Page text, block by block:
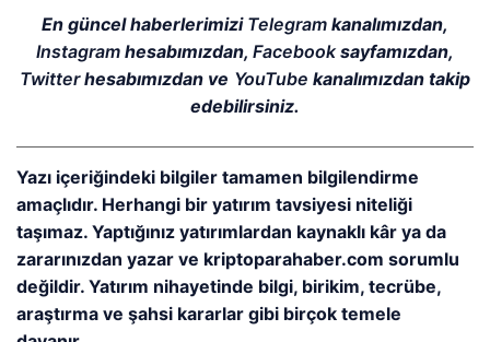
En güncel haberlerimizi Telegram kanalımızdan,
Instagramhesabımızdan, Facebooksayfamızdan,
Twitterhesabımızdan ve YouTube kanalımızdan takip
edebilirsiniz.
Yazı içeriğindeki bilgiler tamamen bilgilendirme
amaçlıdır. Herhangi bir yatırım tavsiyesi niteliği
taşımaz. Yaptığınız yatırımlardan kaynaklı kâr ya da
zararınızdan yazar ve kriptoparahaber.com sorumlu
değildir. Yatırım nihayetinde bilgi, birikim, tecrübe,
araştırma ve şahsi kararlar gibi birçok temele